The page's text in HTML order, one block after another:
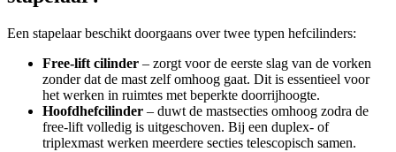
Een stapelaar beschikt doorgaans over twee typen hefcilinders:
Free-lift cilinder – zorgt voor de eerste slag van de vorken
zonder dat de mast zelf omhoog gaat. Dit is essentieel voor
het werken in ruimtes met beperkte doorrijhoogte.
Hoofdhefcilinder – duwt de mastsecties omhoog zodra de
free-lift volledig is uitgeschoven. Bij een duplex- of
triplexmast werken meerdere secties telescopisch samen.